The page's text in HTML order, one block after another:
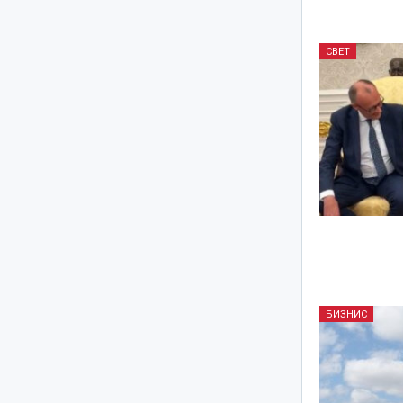
СВЕТ
БИЗНИС